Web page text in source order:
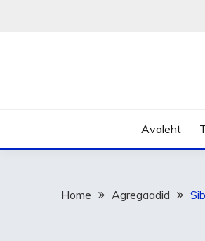
Avaleht
Home Agregaadid